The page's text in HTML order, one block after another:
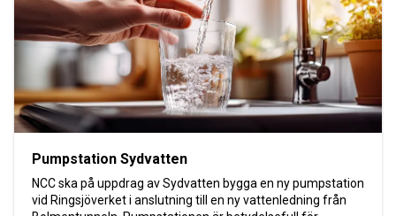
Pumpstation Sydvatten
NCC ska på uppdrag av Sydvatten bygga en ny pumpstation
vid Ringsjöverket i anslutning till en ny vattenledning från